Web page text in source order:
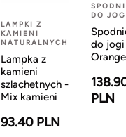
LAMPKI Z
KAMIENI
NATURALNYCH
Lampka z
kamieni
szlachetnych -
Mix kamieni
93.40 PLN
DO
do
Orange
PLN